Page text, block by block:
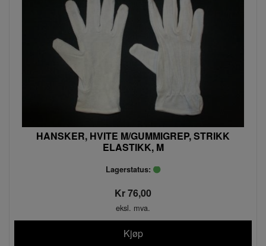
HANSKER, HVITE M/GUMMIGREP, STRIKK
ELASTIKK, M
Lagerstatus:
Kr 76,00
eksl. mva.
Kjøp